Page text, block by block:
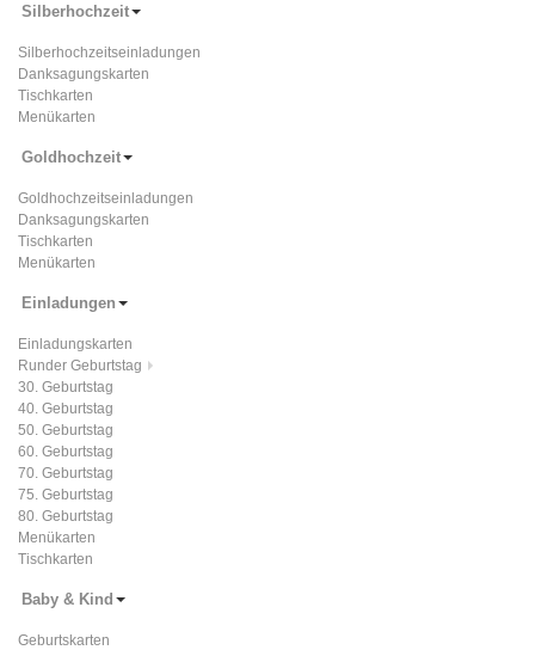
Silberhochzeit
Silberhochzeitseinladungen
Danksagungskarten
Tischkarten
Menükarten
Goldhochzeit
Goldhochzeitseinladungen
Danksagungskarten
Tischkarten
Menükarten
Einladungen
Einladungskarten
Runder Geburtstag
30. Geburtstag
40. Geburtstag
50. Geburtstag
60. Geburtstag
70. Geburtstag
75. Geburtstag
80. Geburtstag
Menükarten
Tischkarten
Baby & Kind
Geburtskarten